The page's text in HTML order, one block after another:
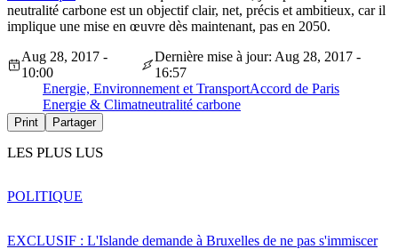
neutralité carbone est un objectif clair, net, précis et ambitieux, car il
implique une mise en œuvre dès maintenant, pas en 2050.
Aug 28, 2017 -
10:00
Dernière mise à jour: Aug 28, 2017 -
16:57
Energie, Environnement et TransportAccord de Paris
Energie & Climatneutralité carbone
Print Partager
LES PLUS LUS
EXCLUSIF : L'Islande demande à Bruxelles de ne pas s'immiscer
POLITIQUE